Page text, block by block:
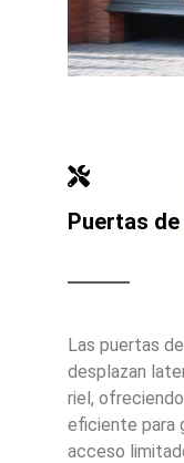
Puertas
Las puertas
desplazan
riel,
eficiente para
acceso